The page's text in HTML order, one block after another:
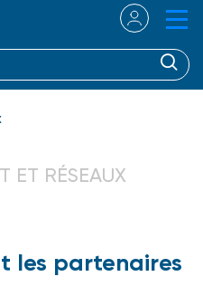
ET RÉSEAUX
les partenaires